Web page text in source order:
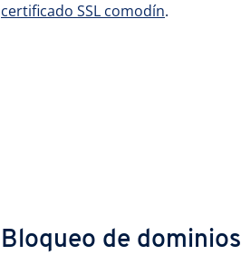
certificado SSL comodín.
Bloqueo de dominios